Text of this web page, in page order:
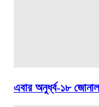
এবার অনুর্ধ্ব-১৮ জোনাল